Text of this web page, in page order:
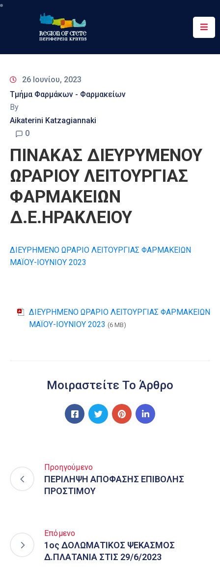
Περιφέρεια
Έργα
&
Δράσεις
Ψηφιακές
Επικοινωνία
26 Ιουνίου, 2023
Τμήμα Φαρμάκων - Φαρμακείων
By
Aikaterini Katzagiannaki
0
ΠΙΝΑΚΑΣ ΔΙΕΥΡΥΜΕΝΟΥ
ΩΡΑΡΙΟΥ ΛΕΙΤΟΥΡΓΙΑΣ
ΦΑΡΜΑΚΕΙΩΝ
Δ.Ε.ΗΡΑΚΛΕΙΟΥ
ΔΙΕΥΡΗΜΕΝΟ ΩΡΑΡΙΟ ΛΕΙΤΟΥΡΓΙΑΣ ΦΑΡΜΑΚΕΙΩΝ
ΜΑΪΟΥ-ΙΟΥΝΙΟΥ 2023
ΔΙΕΥΡΗΜΕΝΟ ΩΡΑΡΙΟ ΛΕΙΤΟΥΡΓΙΑΣ ΦΑΡΜΑΚΕΙΩΝ
ΜΑΪΟΥ-ΙΟΥΝΙΟΥ 2023 (6 MB)
Μοιραστείτε Το Άρθρο
Προηγούμενο
ΠΕΡΙΛΗΨΗ ΑΠΟΦΑΣΗΣ ΕΠΙΒΟΛΗΣ
ΠΡΟΣΤΙΜΟΥ
Επόμενο
1ος ΔΟΛΩΜΑΤΙΚΟΣ ΨΕΚΑΣΜΟΣ
Δ.ΠΛΑΤΑΝΙΑ ΣΤΙΣ 29/6/2023